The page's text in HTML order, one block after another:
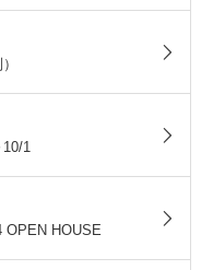
10/1
OPEN HOUSE